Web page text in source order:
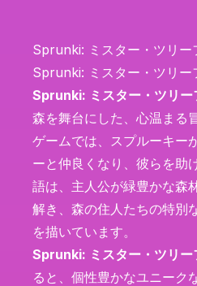
Sprunki: ミスター・ツリー
Sprunki: ミスター・ツリー
Sprunki: ミスター・ツリー
森を舞台にした、心温まる
ゲームでは、スプルーキー
ーと仲良くなり、彼らを助
語は、主人公が緑豊かな森
解き、森の住人たちの特別
を描いています。
Sprunki: ミスター・ツリー
ると、個性豊かなユニーク